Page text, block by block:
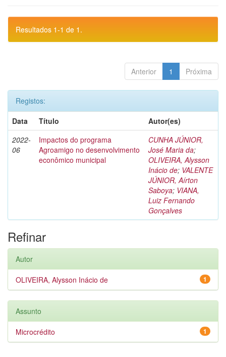
Resultados 1-1 de 1.
Anterior 1 Próxima
Registos:
Data
Título
Autor(es)
2022-
06
Impactos do programa
Agroamigo no desenvolvimento
econômico municipal
CUNHA JÚNIOR,
José Maria da;
OLIVEIRA, Alysson
Inácio de; VALENTE
JÚNIOR, Aírton
Saboya; VIANA,
Luiz Fernando
Gonçalves
Refinar
Autor
1
OLIVEIRA, Alysson Inácio de
Assunto
1
Microcrédito